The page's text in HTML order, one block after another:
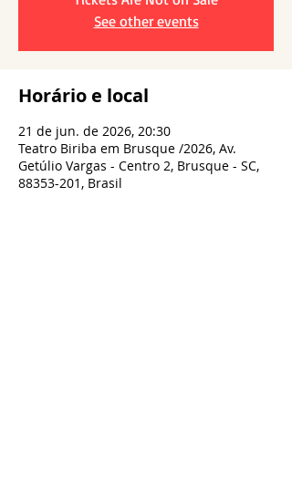
See other events
Horário e local
21 de jun. de 2026, 20:30
Teatro Biriba em Brusque /2026, Av.
Getúlio Vargas - Centro 2, Brusque - SC,
88353-201, Brasil